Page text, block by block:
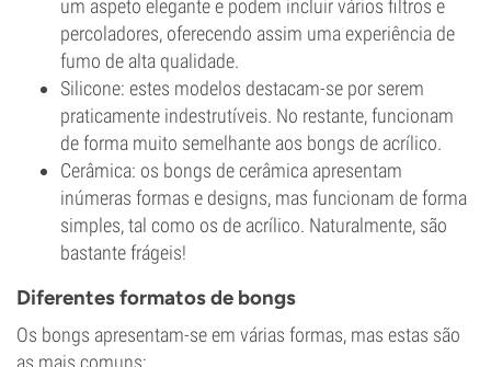
um aspeto elegante e podem incluir vários filtros e
percoladores, oferecendo assim uma experiência de
fumo de alta qualidade.
Silicone: estes modelos destacam-se por serem
praticamente indestrutíveis. No restante, funcionam
de forma muito semelhante aos bongs de acrílico.
Cerâmica: os bongs de cerâmica apresentam
inúmeras formas e designs, mas funcionam de forma
simples, tal como os de acrílico. Naturalmente, são
bastante frágeis!
Diferentes formatos de bongs
Os bongs apresentam-se em várias formas, mas estas são
as mais comuns: